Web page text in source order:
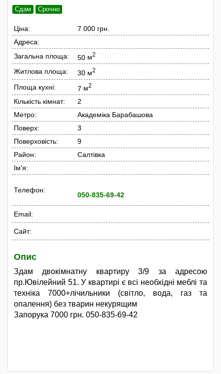
Сдам Срочно
Ціна:
7 000 грн.
Адреса:
Загальна площа:
50 м2
Житлова площа: 30 м2
Площа кухні: 7 м2
Кількість кімнат:
2
Метро:
Академіка Барабашова
Поверх:
3
Поверховість:
9
Район:
Салтівка
Ім'я:
Телефон:
050-835-69-42
Email:
Сайт:
Опис
Здам двокімнатну квартиру 3/9 за адресою
пр.Ювілейний 51. У квартирі є всі необхідні меблі та
техніка 7000+лічильники (світло, вода, газ та
опалення) без тварин некурящим
Запорука 7000 грн. 050-835-69-42